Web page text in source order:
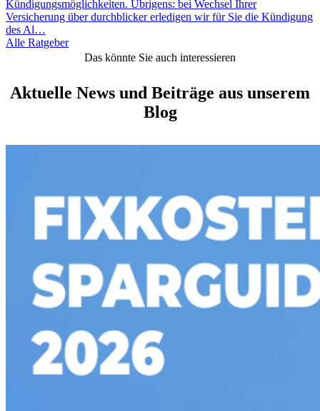
Kündigungsmöglichkeiten. Übrigens: bei Wechsel Ihrer
Versicherung über durchblicker erledigen wir für Sie die Kündigung
des Al…
Alle Ratgeber
Das könnte Sie auch interessieren
Aktuelle News und Beiträge aus unserem
Blog